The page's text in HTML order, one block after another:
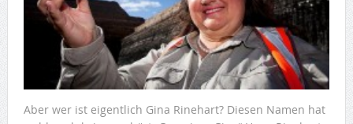
Aber wer ist eigentlich Gina Rinehart? Diesen Namen hat